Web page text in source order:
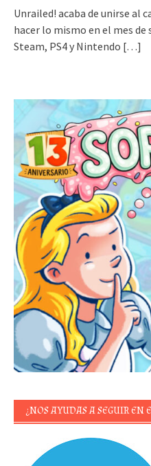
Unrailed! acaba de unirse al
hacer lo mismo en el mes
Steam, PS4 y Nintendo […]
¿NOS AYUDAS A SEGUIR EN